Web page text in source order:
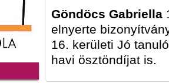
Göndöcs Gabriella
elnyerte
16. kerületi Jó
havi ösztöndíjat is.